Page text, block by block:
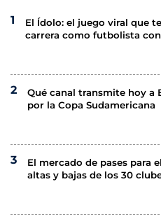
El Ídolo: el juego viral que
carrera como futbolista
Qué canal transmite hoy a
por la Copa Sudamericana
El mercado de pases para
altas y bajas de los 30